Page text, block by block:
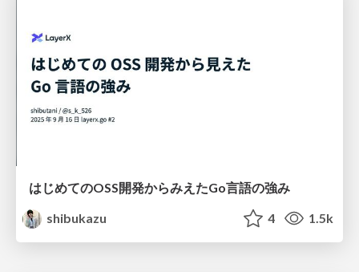
はじめてのOSS開発からみえたGo言語の強み
shibukazu
4 1.5k